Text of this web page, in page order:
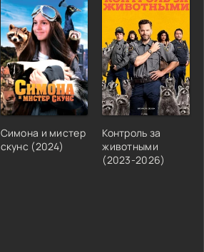
Симона и мистер
скунс (2024)
Контроль за
животными
(2023-2026)